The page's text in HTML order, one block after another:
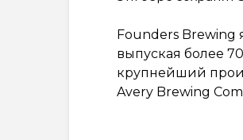
Founders Brewing
выпуская более
крупнейший
Avery Brewing